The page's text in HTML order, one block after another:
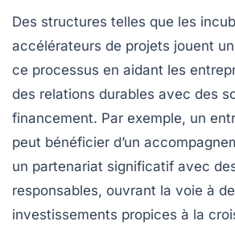
Des structures telles que les
accélérateurs de projets jouent
ce processus en aidant les
des relations durables avec des
financement. Par exemple, un
peut bénéficier d’un
un partenariat significatif avec
responsables, ouvrant la voie à
investissements propices à la